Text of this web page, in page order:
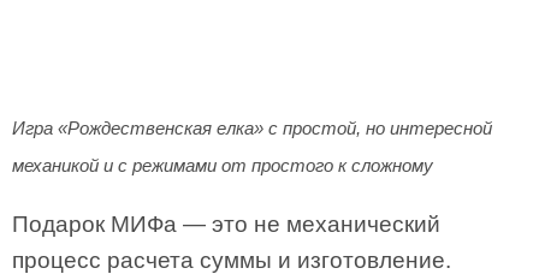
Игра «Рождественская елка» с простой, но интересной
механикой и с режимами от простого к сложному
Подарок МИФа — это не механический
процесс расчета суммы и изготовление.